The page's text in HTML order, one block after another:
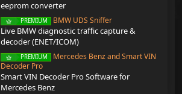
eeprom converter
PREMIUM BMW UDS Sniffer
Live BMW diagnostic traffic capture &
decoder (ENET/ICOM)
PREMIUM
Mercedes Benz and Smart VIN
Decoder Pro
Smart VIN Decoder Pro Software for
Mercedes Benz